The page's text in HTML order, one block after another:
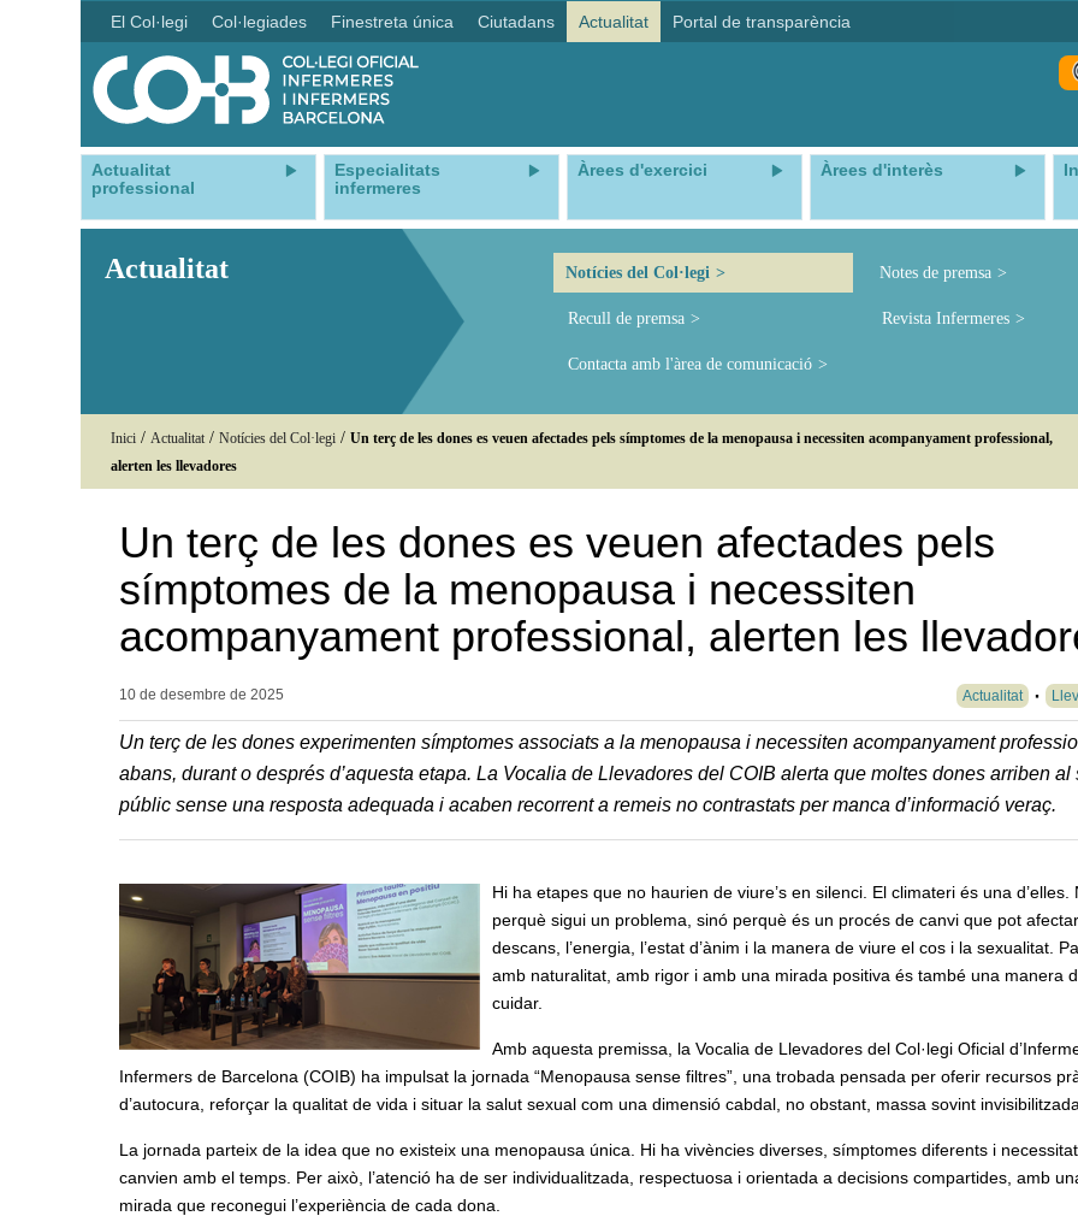
El Col·legi Col·legiades Finestreta única Ciutadans Actualitat Portal de transparència
Actualitat
professional
Especialitats
infermeres
Àrees d'exercici Àrees d'interès
Actualitat Notícies del Col·legi Notes de premsa
Recull de premsa Revista Infermeres
Contacta amb l'àrea de comunicació
Inici / Actualitat / Notícies del Col·legi / Un terç de les dones es veuen afectades pels símptomes de la menopausa i necessiten acompanyament professional,
alerten les llevadores
Un terç de les dones es veuen afectades pels
símptomes de la menopausa i necessiten
acompanyament professional, alerten les
10 de desembre de 2025 Actualitat
Un terç de les dones experimenten símptomes associats a la menopausa i necessiten acompanyament
abans, durant o després d’aquesta etapa. La Vocalia de Llevadores del COIB alerta que moltes dones arriben al
públic sense una resposta adequada i acaben recorrent a remeis no contrastats per manca d’informació veraç.
Hi ha etapes que no haurien de viure’s en silenci. El climateri és una d’elles.
perquè sigui un problema, sinó perquè és un procés de canvi que pot
descans, l’energia, l’estat d’ànim i la manera de viure el cos i la sexualitat.
amb naturalitat, amb rigor i amb una mirada positiva és també una manera
cuidar.
Amb aquesta premissa, la Vocalia de Llevadores del Col·legi Oficial
Infermers de Barcelona (COIB) ha impulsat la jornada “Menopausa sense filtres”, una trobada pensada per oferir recursos
d’autocura, reforçar la qualitat de vida i situar la salut sexual com una dimensió cabdal, no obstant, massa sovint invisibilitzada.
La jornada parteix de la idea que no existeix una menopausa única. Hi ha vivències diverses, símptomes diferents i
canvien amb el temps. Per això, l’atenció ha de ser individualitzada, respectuosa i orientada a decisions compartides, amb
mirada que reconegui l’experiència de cada dona.